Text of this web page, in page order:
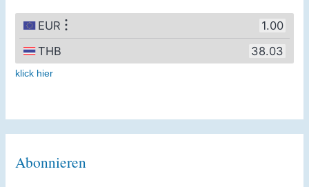
klick hier
Abonnieren